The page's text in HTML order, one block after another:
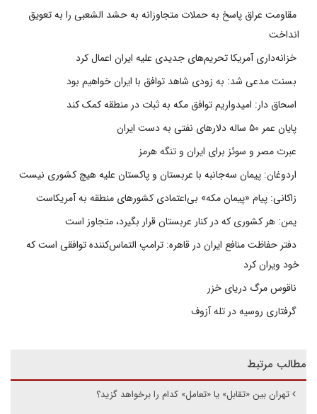
مقاومت عراق پاسخ به حملات متجاوزانه به حشد الشعبی را به تعویق
انداخت
خزانه‌داری آمریکا تحریم‌های جدیدی علیه ایران اعمال کرد
بسنت مدعی شد: به زودی شاهد توافق با ایران خواهیم بود
اسحاق دار: امیدواریم توافق مکه به ثبات در منطقه کمک کند
پایان عمر ۵۰ ساله دلارهای نفتی به دست ایران
عبرت مصر و سوئز برای ایران و تنگه هرمز
اردوغان: پیمان سه‌جانبه با عربستان و پاکستان علیه هیچ کشوری نیست
زاکانی: پیام «پیمان مکه» بی‌اعتمادی کشورهای منطقه به آمریکاست
یمن: هر کشوری که در کنار عربستان قرار بگیرد، متجاوز است
دفتر حفاظت منافع ایران در قاهره: ترامپ التماس‌کننده توافقی است که
خود ویران کرد
ناقوس مرگ دریای خزر
گرفتاری روسیه در تله آزوف
مطالب مرتبط
تهران بین «تقابل» یا «تعامل» کدام را برخواهد گزید؟